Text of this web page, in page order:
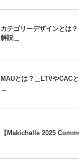
カテゴリーデザインとは
解説＿
MAUとは？＿LTVやCAC
【Makichalle 2025